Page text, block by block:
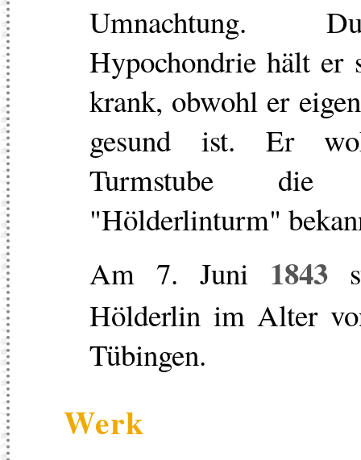
Umnachtung.
Hypochondrie hält er
krank, obwohl er
gesund ist. Er
Turmstube
"Hölderlinturm"
Am 7. Juni 1843
Hölderlin im Alter
Tübingen.
Werk